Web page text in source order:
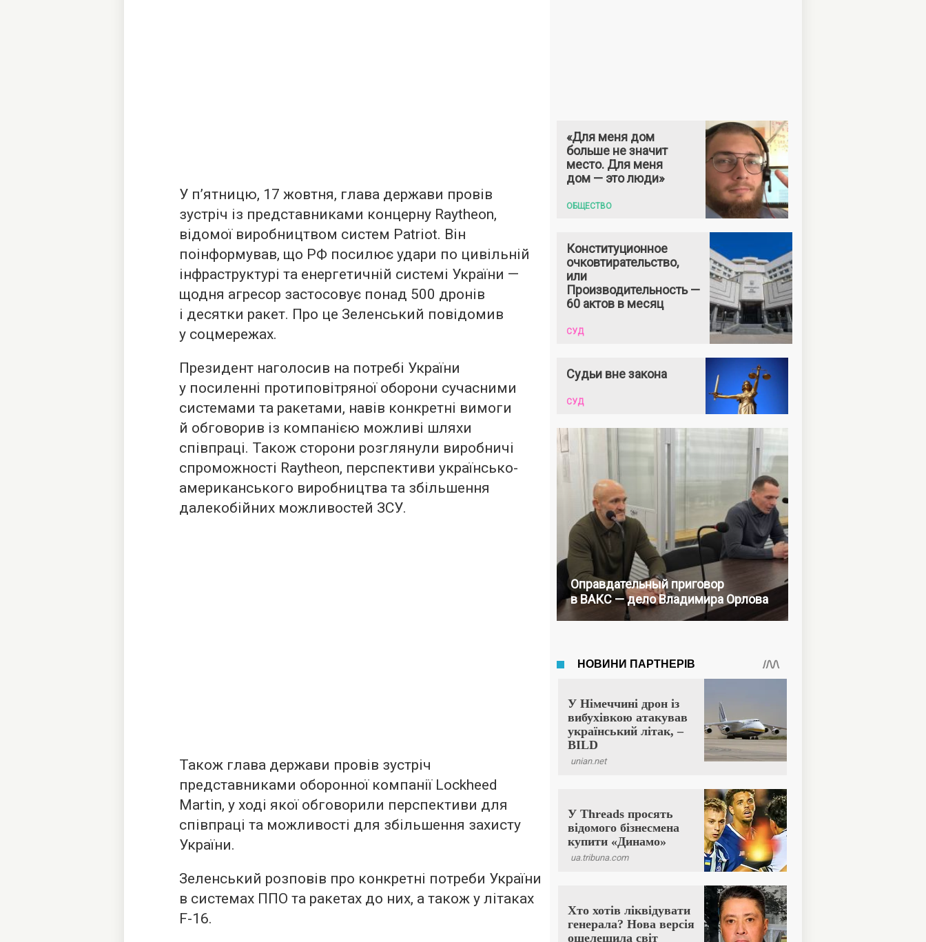
У п’ятницю, 17 жовтня, глава держави провів
зустріч із представниками концерну Raytheon,
відомої виробництвом систем Patriot. Він
поінформував, що РФ посилює удари по цивільній
інфраструктурі та енергетичній системі України —
щодня агресор застосовує понад 500 дронів
і десятки ракет. Про це Зеленський повідомив
у соцмережах.
Президент наголосив на потребі України
у посиленні протиповітряної оборони сучасними
системами та ракетами, навів конкретні вимоги
й обговорив із компанією можливі шляхи
співпраці. Також сторони розглянули виробничі
спроможності Raytheon, перспективи українсько-
американського виробництва та збільшення
далекобійних можливостей ЗСУ.
Також глава держави провів зустріч
представниками оборонної компанії Lockheed
Martin, у ході якої обговорили перспективи для
співпраці та можливості для збільшення захисту
України.
Зеленський розповів про конкретні потреби України
в системах ППО та ракетах до них, а також у літаках
F-16.
«Для меня дом
больше не значит
место. Для меня
дом — это люди»
ОБЩЕСТВО
Конституционное
очковтирательство,
или
Производительность —
60 актов в месяц
СУД
Судьи вне закона
СУД
Оправдательный приговор
в ВАКС — дело Владимира Орлова